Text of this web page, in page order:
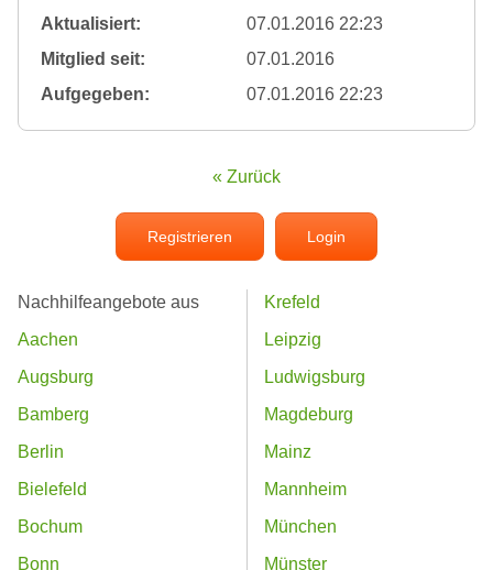
Aktualisiert:
07.01.2016 22:23
Mitglied seit:
07.01.2016
Aufgegeben:
07.01.2016 22:23
« Zurück
Registrieren Login
Nachhilfeangebote aus
Aachen
Augsburg
Bamberg
Berlin
Bielefeld
Bochum
Bonn
Krefeld
Leipzig
Ludwigsburg
Magdeburg
Mainz
Mannheim
München
Münster